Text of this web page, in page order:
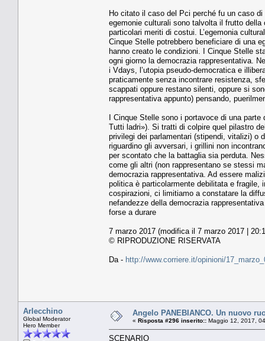
Ho citato il caso del Pci perché fu un caso
egemonie culturali sono talvolta il frutto
particolari meriti di costui. L’egemonia
Cinque Stelle potrebbero beneficiare di una
hanno creato le condizioni. I Cinque Stelle
ogni giorno la democrazia rappresentativa.
i Vdays, l’utopia pseudo-democratica e
praticamente senza incontrare resistenza,
scappati oppure restano silenti, oppure si
rappresentativa appunto) pensando,
I Cinque Stelle sono i portavoce di una
Tutti ladri»). Si tratti di colpire quel pilastro
privilegi dei parlamentari (stipendi, vitalizi) o
riguardino gli avversari, i grillini non
per scontato che la battaglia sia perduta.
come gli altri (non rappresentano se stessi
democrazia rappresentativa. Ad essere
politica è particolarmente debilitata e fragile,
cospirazioni, ci limitiamo a constatare la
nefandezze della democrazia
forse a durare
7 marzo 2017 (modifica il 7 marzo 2017 |
© RIPRODUZIONE RISERVATA
Da - http://www.corriere.it/opinioni/
Arlecchino
Global Moderator
Hero Member
Angelo PANEBIANCO. Un nuovo
« Risposta #296 inserito:: Maggio 12, 2017,
SCENARIO